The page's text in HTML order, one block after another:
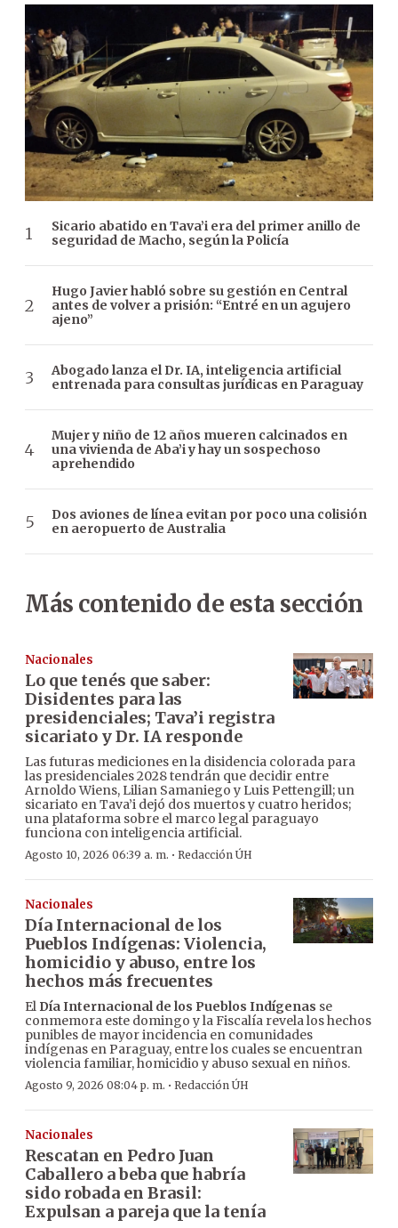
Sicario abatido en Tava’i era del primer anillo de
seguridad de Macho, según la Policía
Hugo Javier habló sobre su gestión en Central
antes de volver a prisión: “Entré en un agujero
ajeno”
Abogado lanza el Dr. IA, inteligencia artificial
entrenada para consultas jurídicas en Paraguay
Mujer y niño de 12 años mueren calcinados en
una vivienda de Aba’i y hay un sospechoso
aprehendido
Dos aviones de línea evitan por poco una colisión
en aeropuerto de Australia
Más contenido de esta sección
Nacionales
Lo que tenés que saber:
Disidentes para las
presidenciales; Tava’i registra
sicariato y Dr. IA responde
Las futuras mediciones en la disidencia colorada para
las presidenciales 2028 tendrán que decidir entre
Arnoldo Wiens, Lilian Samaniego y Luis Pettengill; un
sicariato en Tava’i dejó dos muertos y cuatro heridos;
una plataforma sobre el marco legal paraguayo
funciona con inteligencia artificial.
Agosto 10, 2026 06:39 a. m. · Redacción ÚH
Nacionales
Día Internacional de los
Pueblos Indígenas: Violencia,
homicidio y abuso, entre los
hechos más frecuentes
El Día Internacional de los Pueblos Indígenas se
conmemora este domingo y la Fiscalía revela los hechos
punibles de mayor incidencia en comunidades
indígenas en Paraguay, entre los cuales se encuentran
violencia familiar, homicidio y abuso sexual en niños.
Agosto 9, 2026 08:04 p. m. · Redacción ÚH
Nacionales
Rescatan en Pedro Juan
Caballero a beba que habría
sido robada en Brasil:
Expulsan a pareja que la tenía